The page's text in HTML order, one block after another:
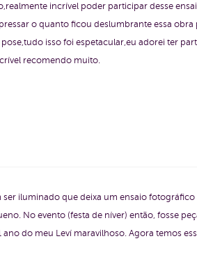
incrível poder participar desse
o quanto ficou deslumbrante essa
isso foi espetacular,eu adorei ter
recomendo muito.
iluminado que deixa um ensaio
No evento (festa de níver) então, fosse
do meu Leví maravilhoso. Agora temos